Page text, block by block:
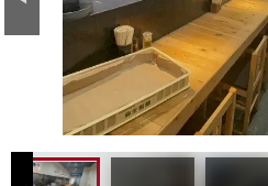
Previous